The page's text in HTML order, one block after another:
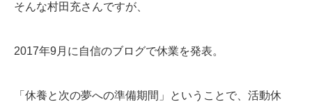
そんな村田充さんですが、
2017年9月に自信のブログで休業を発表。
「休養と次の夢への準備期間」ということで、活動休